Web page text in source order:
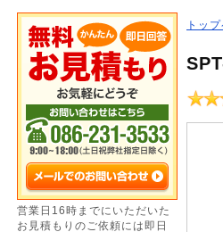
営業日16時までにいただいた
お見積もりのご依頼には即日
トッ